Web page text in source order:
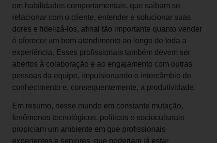
em habilidades comportamentais, que saibam se
relacionar com o cliente, entender e solucionar suas
dores e fidelizá-los, afinal tão importante quanto vender
é oferecer um bom atendimento ao longo de toda a
experiência. Esses profissionais também devem ser
abertos à colaboração e ao engajamento com outras
pessoas da equipe, impulsionando o intercâmbio de
conhecimento e, consequentemente, a produtividade.
Em resumo, nesse mundo em constante mutação,
fenômenos tecnológicos, políticos e socioculturais
propiciam um ambiente em que profissionais
experientes e seniores, que poderiam já estar